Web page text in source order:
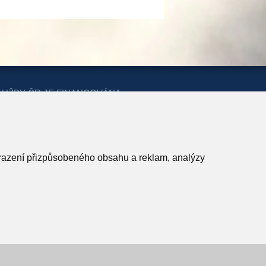
přizpůsobeného obsahu a reklam, analýzy
ČR JE FINANCOVÁNA